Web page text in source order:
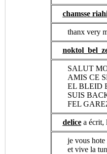
chamsse
thanx very
SALUT
AMIS CE
EL BLEID
SUIS
FEL
delicea écrit,
je vous
et vive la